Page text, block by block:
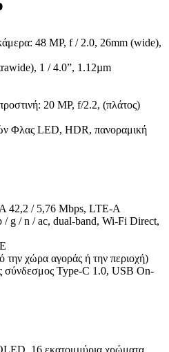
48 MP, f / 2.0, 26mm (wide),
1 / 4.0”, 1.12µm
20 MP, f/2.2, (πλάτος)
Φλας LED, HDR, πανοραμική
42,2 / 5,76 Mbps, LTE-A
g / n / ac, dual-band, Wi-Fi Direct,
την χώρα αγοράς ή την περιοχή)
σύνδεσμος Type-C 1.0, USB On-
16 εκατομμύρια χρώματα